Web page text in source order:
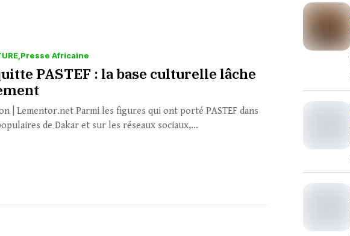
Presse Africaine
PASTEF : la base culturelle lâche
| Lementor.net Parmi les figures qui ont porté PASTEF dans
de Dakar et sur les réseaux sociaux,...